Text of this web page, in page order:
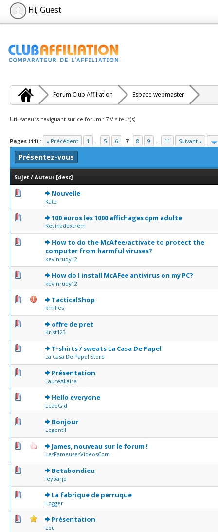
Hi, Guest
Forum Club Affiliation Espace webmaster
Utilisateurs naviguant sur ce forum : 7 Visiteur(s)
Pages (11) : « Précédent 1 ... 5 6 7 8 9 ... 11 Suivant »
Présentez-vous
Sujet / Auteur [desc]
Nouvelle
Kate
0 Votes - 0 sur 5 en moyenne
12345
100 euros les 1000 affichages cpm adulte
Kevinadextrem
0 Votes - 0 sur 5 en moyenne
12345
How to do the McAfee/activate to protect the
computer from harmful viruses?
kevinrudy12
0 Votes - 0 sur 5 en moyenne
1 2345
How do I install McAFee antivirus on my PC?
kevinrudy12
0 Votes - 0 sur 5 en moyenne
1 234 5
TacticalShop
kmilles
0 Votes - 0 sur 5 en moyenne
12345
offre de pret
Krist123
0 Votes - 0 sur 5 en moyenne
1234 5
T-shirts / sweats La Casa De Papel
La Casa De Papel Store
0 Votes - 0 sur 5 en moyenne
12345
Présentation
LaureAllaire
1 Votes - 5 sur 5 en moyenne
12345
Hello everyone
LeadGid
0 Votes - 0 sur 5 en moyenne
12 345
Bonjour
Legentil
0 Votes - 0 sur 5 en moyenne
12345
James, nouveau sur le forum !
LesFameusesVideosCom
0 Votes - 0 sur 5 en moyenne
123 45
Betabondieu
leybarjo
0 Votes - 0 sur 5 en moyenne
12345
La fabrique de perruque
Logger
0 Votes - 0 sur 5 en moyenne
12345
Présentation
Lou
0 Votes - 0 sur 5 en moyenne
12345